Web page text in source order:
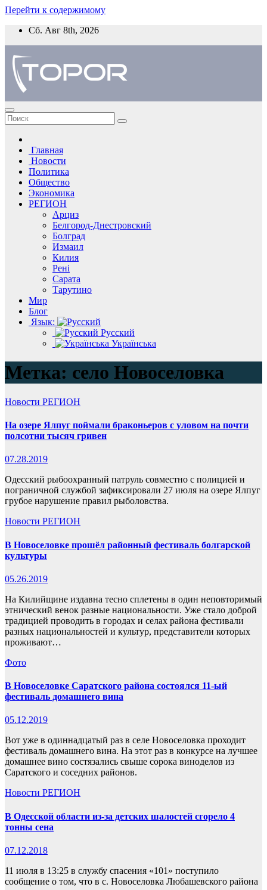
Перейти к содержимому
Сб. Авг 8th, 2026
Главная
Новости
Политика
Общество
Экономика
РЕГИОН
Арциз
Белгород-Днестровский
Болград
Измаил
Килия
Рені
Сарата
Тарутино
Мир
Блог
Язык:
Русский
Українська
Метка: село Новоселовка
Новости РЕГИОН
На озере Ялпуг поймали браконьеров с уловом на почти
полсотни тысяч гривен
07.28.2019
Одесский рыбоохранный патруль совместно с полицией и
пограничной службой зафиксировали 27 июля на озере Ялпуг
грубое нарушение правил рыболовства.
Новости РЕГИОН
В Новоселовке прошёл районный фестиваль болгарской
культуры
05.26.2019
На Килийщине издавна тесно сплетены в один неповторимый
этнический венок разные национальности. Уже стало доброй
традицией проводить в городах и селах района фестивали
разных национальностей и культур, представители которых
проживают…
Фото
В Новоселовке Саратского района состоялся 11-ый
фестиваль домашнего вина
05.12.2019
Вот уже в одиннадцатый раз в селе Новоселовка проходит
фестиваль домашнего вина. На этот раз в конкурсе на лучшее
домашнее вино состязались свыше сорока виноделов из
Саратского и соседних районов.
Новости РЕГИОН
В Одесской области из-за детских шалостей сгорело 4
тонны сена
07.12.2018
11 июля в 13:25 в службу спасения «101» поступило
сообщение о том, что в с. Новоселовка Любашевского района